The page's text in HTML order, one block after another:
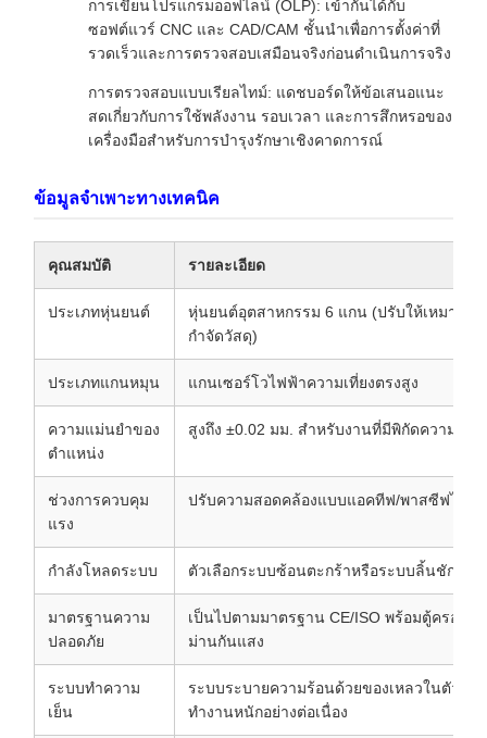
การเขียนโปรแกรมออฟไลน์ (OLP): เข้ากันได้กับ
ซอฟต์แวร์ CNC และ CAD/CAM ชั้นนำเพื่อการตั้งค่าที่
รวดเร็วและการตรวจสอบเสมือนจริงก่อนดำเนินการจริง
การตรวจสอบแบบเรียลไทม์: แดชบอร์ดให้ข้อเสนอแนะ
สดเกี่ยวกับการใช้พลังงาน รอบเวลา และการสึกหรอของ
เครื่องมือสำหรับการบำรุงรักษาเชิงคาดการณ์
ข้อมูลจำเพาะทางเทคนิค
คุณสมบัติ รายละเอียด
ประเภทหุ่นยนต์
หุ่นยนต์อุตสาหกรรม 6 แกน (ปรับให้เหมาะส
กำจัดวัสดุ)
ประเภทแกนหมุน แกนเซอร์โวไฟฟ้าความเที่ยงตรงสูง
ความแม่นยำของ
ตำแหน่ง
สูงถึง ±0.02 มม. สำหรับงานที่มีพิกัดความเผื่อ
ช่วงการควบคุม
แรง
ปรับความสอดคล้องแบบแอคทีฟ/พาสซีฟได้อย่
กำลังโหลดระบบ ตัวเลือกระบบซ้อนตะกร้าหรือระบบลิ้นชักแบ
มาตรฐานความ
ปลอดภัย
เป็นไปตามมาตรฐาน CE/ISO พร้อมตู้ครอบนิ
ม่านกันแสง
ระบบทำความ
เย็น
ระบบระบายความร้อนด้วยของเหลวในตัวสำ
ทำงานหนักอย่างต่อเนื่อง